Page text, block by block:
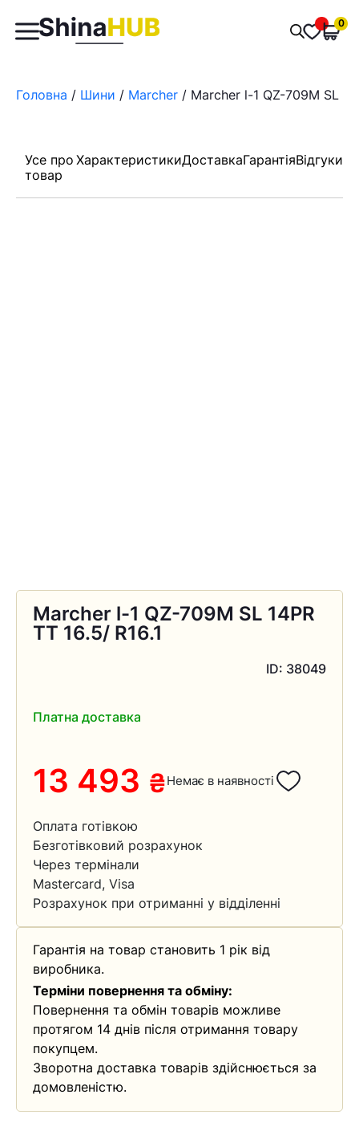
Пошук
товарів
0
Головна / Шини / Marcher / Marcher l-1 QZ-709M SL
Усе про
товар
ХарактеристикиДоставкаГарантіяВідгуки
Marcher l-1 QZ-709M SL 14PR
TT 16.5/ R16.1
ID: 38049
Платна доставка
13 493 ₴Немає в наявності
Оплата готівкою
Безготівковий розрахунок
Через термінали
Mastercard, Visa
Розрахунок при отриманні у відділенні
Гарантія на товар становить 1 рік від
виробника.
Терміни повернення та обміну:
Повернення та обмін товарів можливе
протягом 14 днів після отримання товару
покупцем.
Зворотна доставка товарів здійснюється за
домовленістю.